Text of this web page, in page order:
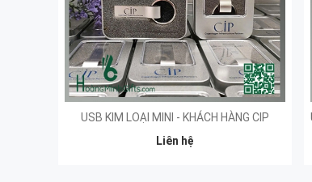
USB KIM LOẠI MINI - KHÁCH HÀNG CIP
Liên hệ